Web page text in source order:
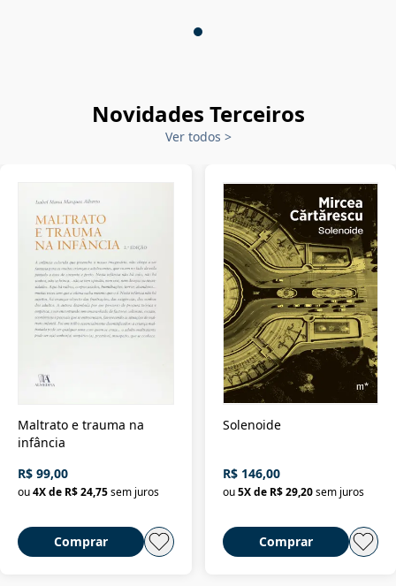
Novidades Terceiros
Ver todos >
Maltrato e trauma na
infância
R$ 99,00
ou4X de R$ 24,75sem juros
Comprar
Solenoide
R$ 146,00
ou 5X de R$ 29,20 sem juros
Comprar